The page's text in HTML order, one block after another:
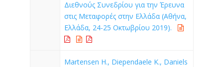
Διεθνούς Συνεδρίου για την Έρευνα
στις Μεταφορές στην Ελλάδα (Αθήνα,
Ελλάδα, 24-25 Οκτωβρίου 2019).
Martensen H., Diependaele K., Daniels